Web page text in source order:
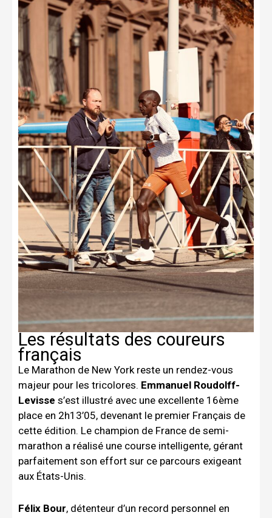
Les résultats des coureurs
français
Le Marathon de New York reste un rendez-vous
majeur pour les tricolores. Emmanuel Roudolff-
Levisse s’est illustré avec une excellente 16ème
place en 2h13’05, devenant le premier Français de
cette édition. Le champion de France de semi-
marathon a réalisé une course intelligente, gérant
parfaitement son effort sur ce parcours exigeant
aux États-Unis.
Félix Bour, détenteur d’un record personnel en